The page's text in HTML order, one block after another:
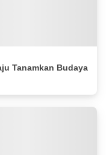
Tanamkan Budaya